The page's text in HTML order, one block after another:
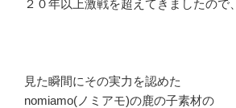
２０年以上激戦を超えてきましたので、
見た瞬間にその実力を認めた
nomiamo(ノミアモ)の鹿の子素材の